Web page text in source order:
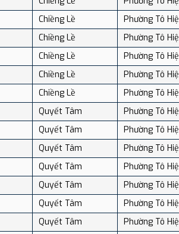
Chiềng Lề
Phường Tô
Chiềng Lề
Phường Tô
Chiềng Lề
Phường Tô
Chiềng Lề
Phường Tô
Chiềng Lề
Phường Tô
Quyết Tâm
Phường Tô
Quyết Tâm
Phường Tô
Quyết Tâm
Phường Tô
Quyết Tâm
Phường Tô
Quyết Tâm
Phường Tô
Quyết Tâm
Phường Tô
Quyết Tâm
Phường Tô